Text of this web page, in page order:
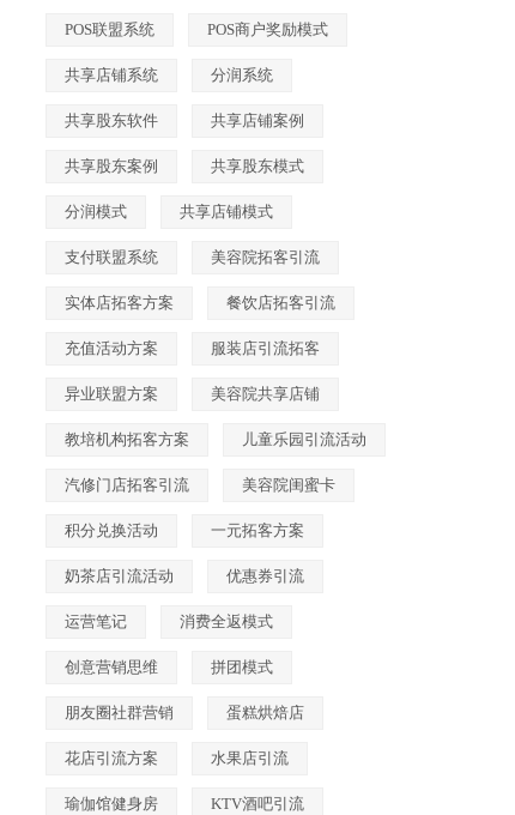
POS联盟系统 POS商户奖励模式
共享店铺系统 分润系统
共享股东软件 共享店铺案例
共享股东案例 共享股东模式
分润模式 共享店铺模式
支付联盟系统 美容院拓客引流
实体店拓客方案 餐饮店拓客引流
充值活动方案 服装店引流拓客
异业联盟方案 美容院共享店铺
教培机构拓客方案 儿童乐园引流活动
汽修门店拓客引流 美容院闺蜜卡
积分兑换活动 一元拓客方案
奶茶店引流活动 优惠券引流
运营笔记 消费全返模式
创意营销思维 拼团模式
朋友圈社群营销 蛋糕烘焙店
花店引流方案 水果店引流
瑜伽馆健身房 KTV酒吧引流